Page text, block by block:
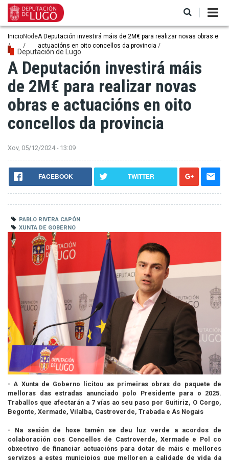
contido
principal
Miga
de
pan
InicioNodeA Deputación investirá máis de 2M€ para realizar novas obras e
actuacións en oito concellos da provincia
Deputación de Lugo
A Deputación investirá máis
de 2M€ para realizar novas
obras e actuacións en oito
concellos da provincia
Xov, 05/12/2024 - 13:09
FACEBOOK TWITTER
PABLO RIVERA CAPÓN
XUNTA DE GOBERNO
- A Xunta de Goberno licitou as primeiras obras do paquete de
melloras das estradas anunciado polo Presidente para o 2025.
Traballos que afectarán a 7 vías ao seu paso por Guitiriz, O Corgo,
Begonte, Xermade, Vilalba, Castroverde, Trabada e As Nogais
- Na sesión de hoxe tamén se deu luz verde a acordos de
colaboración cos Concellos de Castroverde, Xermade e Pol co
obxectivo de financiar actuacións para dotar de máis e mellores
servizos a estes municipios que melloren a calidade de vida da